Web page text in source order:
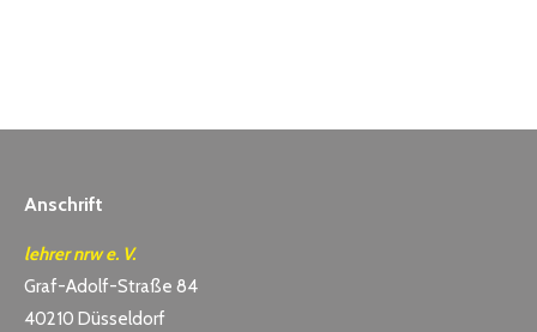
Anschrift
lehrer nrw e. V.
Graf-Adolf-Straße 84
40210 Düsseldorf